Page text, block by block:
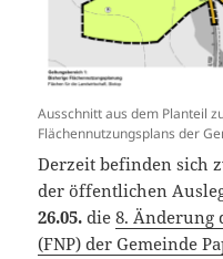
Ausschnitt aus dem Planteil
Flächennutzungsplans der
Derzeit befinden sich
der öffentlichen
26.05. die8. Änderung
(FNP) der Gemeinde